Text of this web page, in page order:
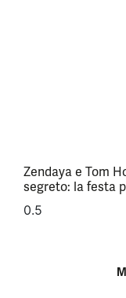
Zendaya e Tom
segreto: la festa